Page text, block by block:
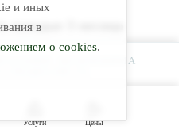
каждые 3 месяца
ТТГ достаточно сдавать
в 1–2 года. После 60, при
НЕОБХОДИМА
Услуги Цены
и иных
в
о cookies.